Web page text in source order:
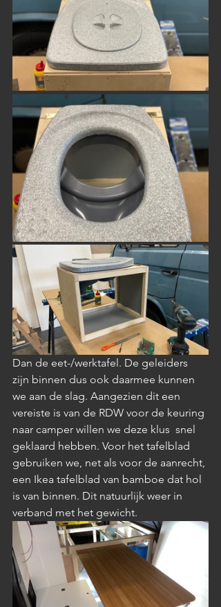
Dan de eet-/werktafel. De geleiders
zijn binnen dus ook daarmee kunnen
we aan de slag. Aangezien dit een
vereiste is van de RDW voor de keuring
naar camper willen we deze klus  snel
geklaard hebben. Voor het tafelblad
gebruiken we, net als voor de aanrecht,
een Ikea tafelblad van bamboe dat hol
is van binnen. Dit natuurlijk weer in
verband met het gewicht.